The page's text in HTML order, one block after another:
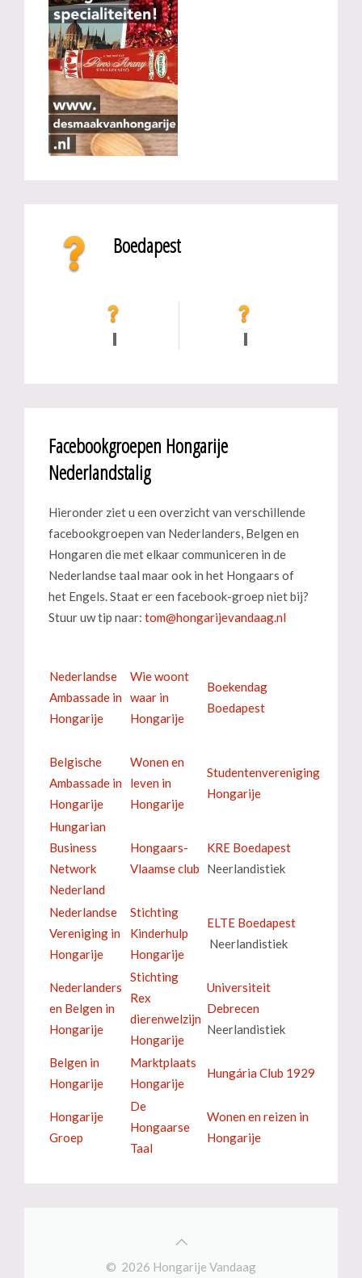
Boedapest
Facebookgroepen Hongarije
Nederlandstalig
Hieronder ziet u een overzicht van verschillende
facebookgroepen van Nederlanders, Belgen en
Hongaren die met elkaar communiceren in de
Nederlandse taal maar ook in het Hongaars of
het Engels. Staat er een facebook-groep niet bij?
Stuur uw tip naar:
Nederlandse
Ambassade in
Hongarije
Wie woont
waar in
Hongarije
Boekendag
Boedapest
Belgische
Ambassade in
Hongarije
Wonen en
leven in
Hongarije
Studentenvereniging
Hongarije
Hungarian
Business
Network
Nederland
Hongaars-
Vlaamse club
KRE Boedapest
Neerlandistiek
Nederlandse
Vereniging in
Hongarije
Stichting
Kinderhulp
Hongarije
ELTE Boedapest
Neerlandistiek
Nederlanders
en Belgen in
Hongarije
Stichting
Rex
dierenwelzijn
Hongarije
Universiteit
Debrecen
Neerlandistiek
Belgen in
Hongarije
Marktplaats
Hongarije
Hungária Club 1929
Hongarije
Groep
De
Hongaarse
Taal
Wonen en reizen in
Hongarije
© 2026 Hongarije Vandaag